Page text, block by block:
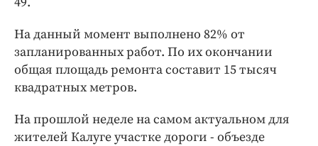
На данный момент выполнено 82% от
запланированных работ. По их окончании
общая площадь ремонта составит 15 тысяч
квадратных метров.
На прошлой неделе на самом актуальном для
жителей Калуге участке дороги - объезде